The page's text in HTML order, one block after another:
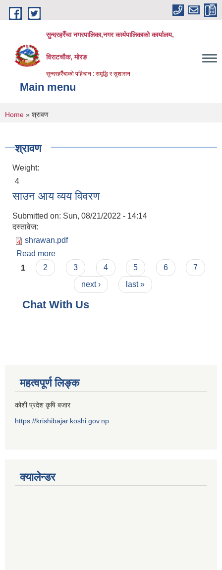
Skip to main content
सुन्दरहरैँचा नगरपालिका,नगर कार्यपालिकाको कार्यालय,
विराटचौक, मोरङ
सुन्दरहरैँचाको पहिचान : समृद्धि र सुशासन
Main menu
You are here
Home » श्रावण
श्रावण
Weight:
4
साउन आय व्यय विवरण
Submitted on: Sun, 08/21/2022 - 14:14
दस्तावेज:
shrawan.pdf
Read more
Pages
1 2 3 4 5 6
7
next ›
last »
Chat With Us
महत्वपूर्ण लिङ्क
कोशी प्रदेश कृषि बजार
https://krishibajar.koshi.gov.np
क्यालेन्डर